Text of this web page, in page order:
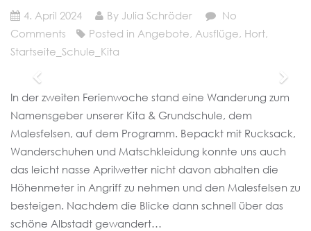
4. April 2024 By Julia Schröder
No
Comments
Posted in Angebote, Ausflüge, Hort,
Startseite_Schule_Kita
In der zweiten Ferienwoche stand eine Wanderung zum
Namensgeber unserer Kita & Grundschule, dem
Malesfelsen, auf dem Programm. Bepackt mit Rucksack,
Wanderschuhen und Matschkleidung konnte uns auch
das leicht nasse Aprilwetter nicht davon abhalten die
Höhenmeter in Angriff zu nehmen und den Malesfelsen zu
besteigen. Nachdem die Blicke dann schnell über das
schöne Albstadt gewandert…